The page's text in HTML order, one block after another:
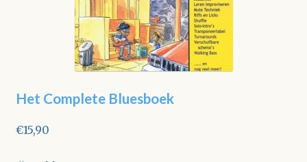
Het Complete Bluesboek
€15,90